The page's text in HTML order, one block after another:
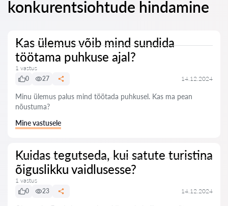
konkurentsiohtude hindamine
Kas ülemus võib mind sundida
töötama puhkuse ajal?
1 vastus
0
27 14.12.2024
Minu ülemus palus mind töötada puhkusel. Kas ma pean
nõustuma?
Mine vastusele
Kuidas tegutseda, kui satute turistina
õiguslikku vaidlusesse?
1 vastus
0
23 14.12.2024